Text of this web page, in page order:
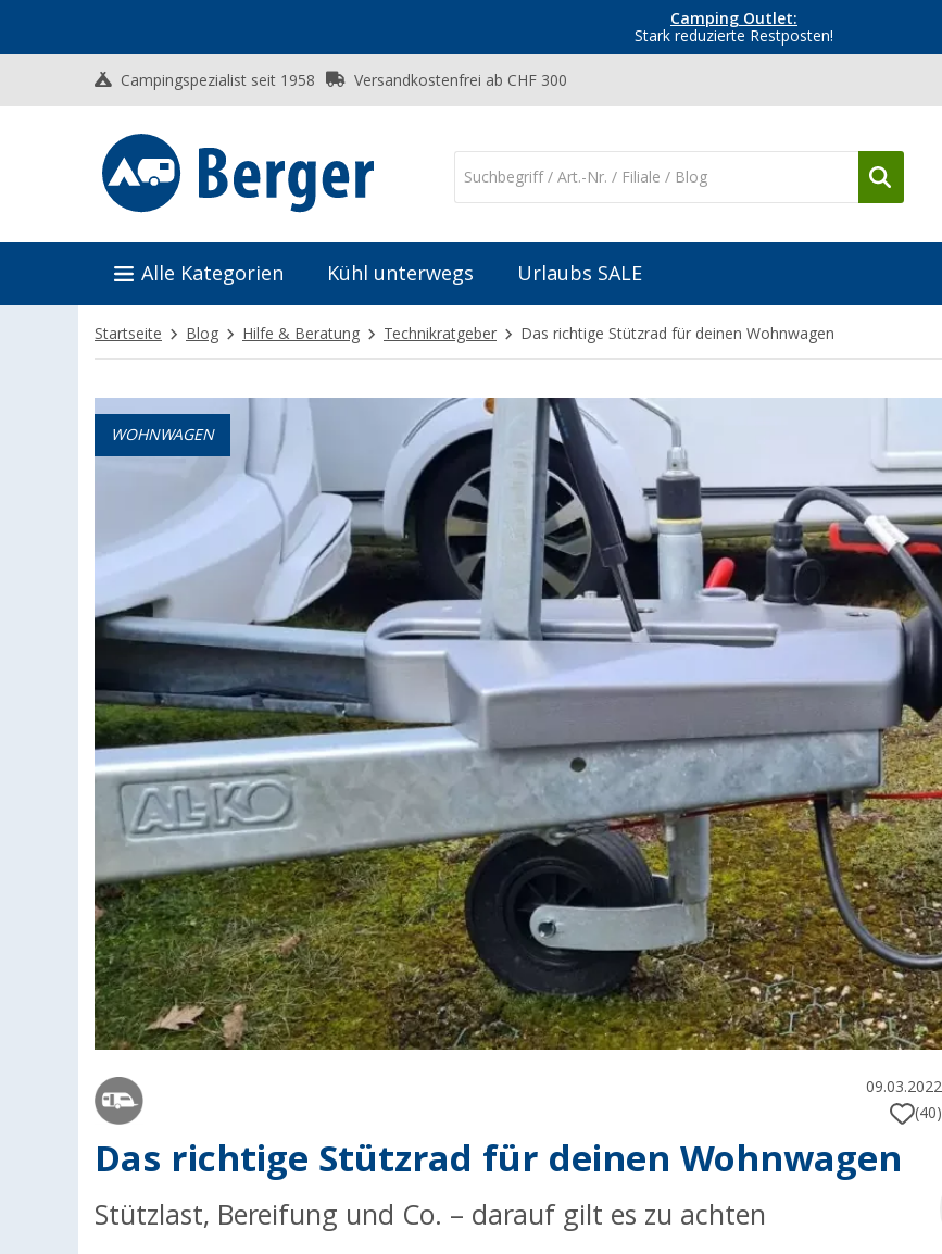
Camping Outlet:
Stark reduzierte Restposten!
Campingspezialist seit 1958 Versandkostenfrei ab CHF 300
Alle Kategorien Kühl unterwegs Urlaubs SALE
Startseite Blog Hilfe & Beratung Technikratgeber Das richtige Stützrad für deinen Wohnwagen
WOHNWAGEN
09.03.2022
(40)
Das richtige Stützrad für deinen Wohnwagen
Stützlast, Bereifung und Co. – darauf gilt es zu achten